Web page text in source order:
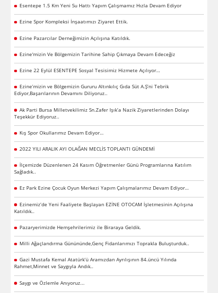
Esentepe 1.5 Km Yeni Su Hattı Yapım Çalışmamız Hızla Devam Ediyor
Ezine Spor Kompleksi İnşaatımızı Ziyaret Ettik.
Ezine Pazarcılar Derneğimizin Açılışına Katıldık.
Ezine'mizin Ve Bölgemizin Tarihine Sahip Çıkmaya Devam Edeceğiz
Ezine 22 Eylül ESENTEPE Sosyal Tesisimiz Hizmete Açılıyor…
Ezine’mizin ve Bölgemizin Gururu Altınkılıç Gıda Süt A.Ş’ni Tebrik
Ediyor,Başarılarının Devamını Diliyoruz..
Ak Parti Bursa Milletvekilimiz Sn.Zafer Işık’a Nazik Ziyaretlerinden Dolayı
Teşekkür Ediyoruz..
Kış Spor Okullarımız Devam Ediyor…
2022 YILI ARALIK AYI OLAĞAN MECLİS TOPLANTI GÜNDEMİ
İlçemizde Düzenlenen 24 Kasım Öğretmenler Günü Programlarına Katılım
Sağladık..
Ez Park Ezine Çocuk Oyun Merkezi Yapım Çalışmalarımız Devam Ediyor…
Ezinemiz’de Yeni Faaliyete Başlayan EZİNE OTOCAM İşletmesinin Açılışına
Katıldık..
Pazaryerimizde Hemşehrilerimiz ile Biraraya Geldik.
Milli Ağaçlandırma Günününde,Genç Fidanlarımızı Toprakla Buluşturduk..
Gazi Mustafa Kemal Atatürk’ü Aramızdan Ayrılışının 84.üncü Yılında
Rahmet,Minnet ve Saygıyla Andık..
Saygı ve Özlemle Anıyoruz...